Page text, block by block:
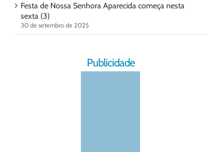
Festa de Nossa Senhora Aparecida começa nesta
sexta (3)
30 de setembro de 2025
Publicidade